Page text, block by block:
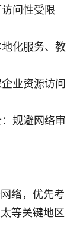
问性受限
化服务、教
业资源访问
规避网络审
络，优先考
等关键地区